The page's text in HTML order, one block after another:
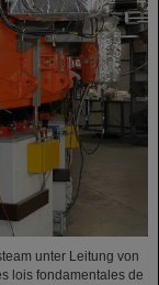
unter Leitung von
lois fondamentales de